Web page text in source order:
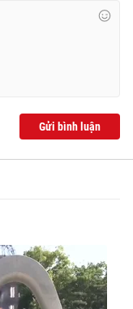
Gửi bình luận